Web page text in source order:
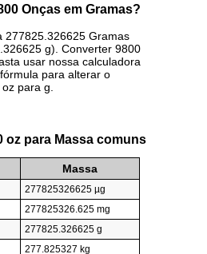
Onças em Gramas?
277825.326625 Gramas
g). Converter 9800
usar nossa calculadora
para alterar o
para g.
oz para Massa comuns
Massa
277825326625 µg
277825326.625 mg
277825.326625 g
277.825327 kg